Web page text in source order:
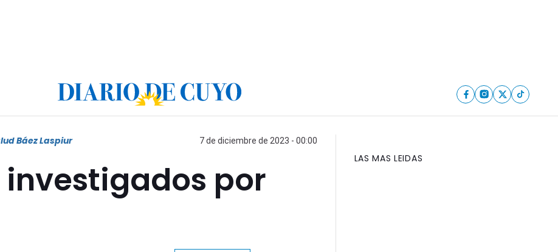
Báez Laspiur 7 de diciembre de 2023 - 00:00
investigados por
LAS MAS LEIDAS